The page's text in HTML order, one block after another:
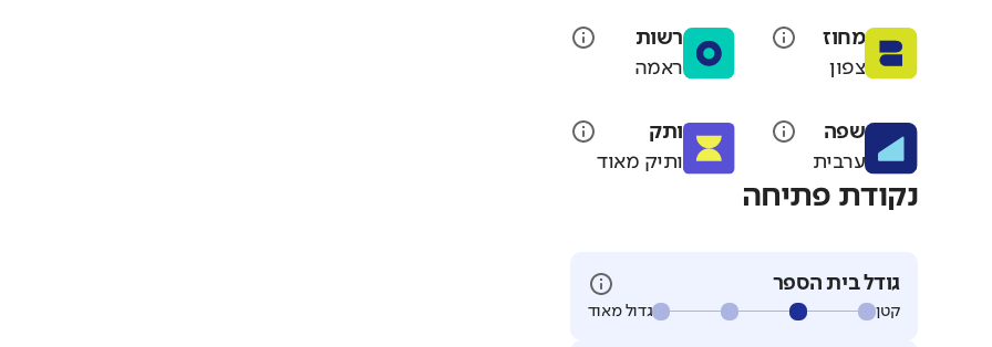
מחוז
צפון
רשות
ראמה
שפה
ערבית
ותק
ותיק מאוד
נקודת פתיחה
גודל בית הספר
גדול מאוד קטן